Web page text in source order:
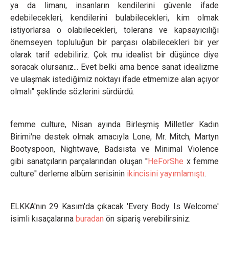
ya da limanı, insanların kendilerini güvenle ifade
edebilecekleri, kendilerini bulabilecekleri, kim olmak
istiyorlarsa o olabilecekleri, tolerans ve kapsayıcılığı
önemseyen topluluğun bir parçası olabilecekleri bir yer
olarak tarif edebiliriz. Çok mu idealist bir düşünce diye
soracak olursanız... Evet belki ama bence sanat idealizme
ve ulaşmak istediğimiz noktayı ifade etmemize alan açıyor
olmalı" şeklinde sözlerini sürdürdü.
femme culture, Nisan ayında Birleşmiş Milletler Kadın
Birimi'ne destek olmak amacıyla Lone, Mr. Mitch, Martyn
Bootyspoon, Nightwave, Badsista ve Minimal Violence
gibi sanatçıların parçalarından oluşan ''HeForShe x femme
culture'' derleme albüm serisinin ikincisini yayımlamıştı.
ELKKA'nın 29 Kasım'da çıkacak 'Every Body Is Welcome'
isimli kısaçalarına buradan ön sipariş verebilirsiniz.